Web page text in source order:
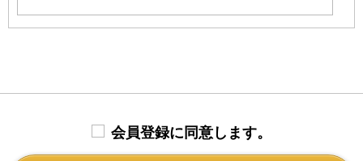
会員登録に同意します。